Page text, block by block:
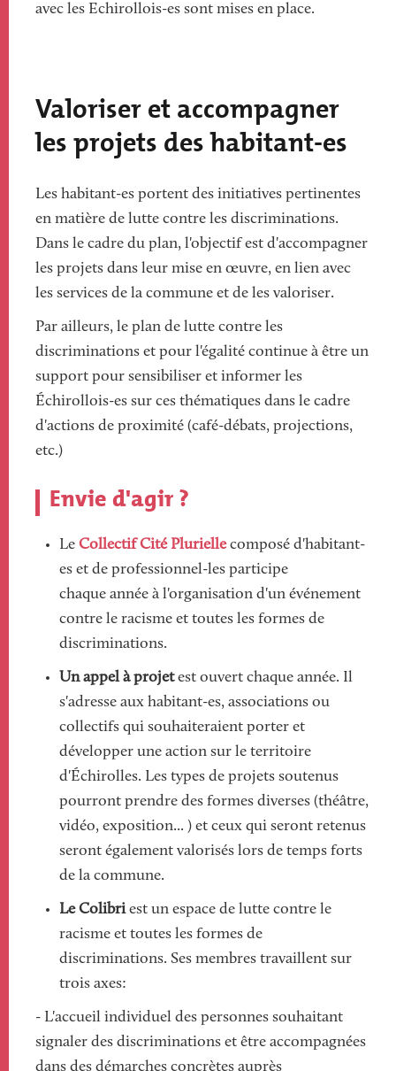
avec les Echirollois-es sont mises en place.
Valoriser et accompagner
les projets des habitant-es
Les habitant-es portent des initiatives pertinentes
en matière de lutte contre les discriminations.
Dans le cadre du plan, l'objectif est d'accompagner
les projets dans leur mise en œuvre, en lien avec
les services de la commune et de les valoriser.
Par ailleurs, le plan de lutte contre les
discriminations et pour l'égalité continue à être un
support pour sensibiliser et informer les
Échirollois-es sur ces thématiques dans le cadre
d'actions de proximité (café-débats, projections,
etc.)
Envie d'agir ?
Le Collectif Cité Pluriellecomposé d'habitant-
es et de professionnel-les participe
chaque année à l'organisation d'un événement
contre le racisme et toutes les formes de
discriminations.
Un appel à projetest ouvert chaque année. Il
s'adresse aux habitant-es, associations ou
collectifs qui souhaiteraient porter et
développer une action sur le territoire
d'Échirolles. Les types de projets soutenus
pourront prendre des formes diverses (théâtre,
vidéo, exposition... ) et ceux qui seront retenus
seront également valorisés lors de temps forts
de la commune.
Le Colibriest un espace de lutte contre le
racisme et toutes les formes de
discriminations. Ses membres travaillent sur
trois axes:
- L'accueil individuel des personnes souhaitant
signaler des discriminations et être accompagnées
dans des démarches concrètes auprès